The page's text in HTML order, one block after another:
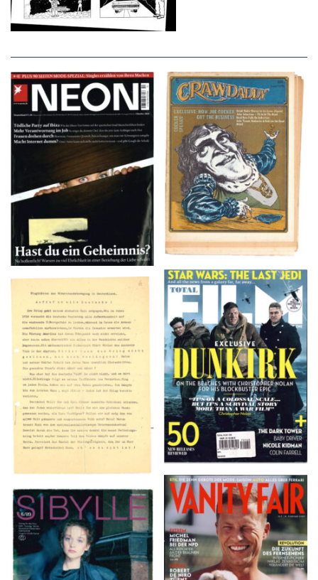
NEON – OKTOBER
2008
Crawdaddy – June/11/72
TOTAL FILM #260 –
SUMMER 2017
Flugblätter der Weissen
Rose – V, Januar 1943
VANITY FAIR – Nr. 7 –
8. Februar 2007
SIBYLLE 6/89